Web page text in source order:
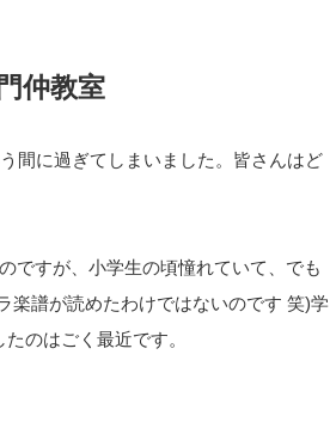
仲教室
間に過ぎてしまいました。皆さんはど
ですが、小学生の頃憧れていて、でも
楽譜が読めたわけではないのです 笑)学
のはごく最近です。